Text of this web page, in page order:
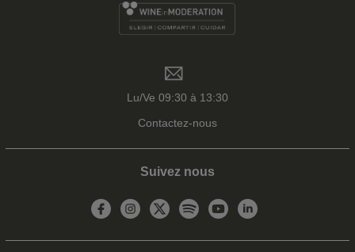
Lu/Ve 09:30 à 13:30
Contactez-nous
Suivez nous